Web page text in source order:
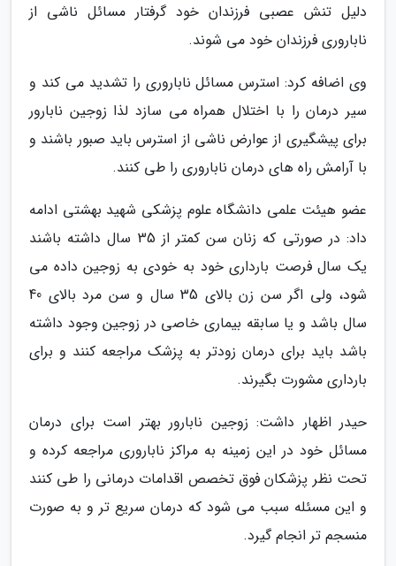
دلیل تنش عصبی فرزندان خود گرفتار مسائل ناشی از
ناباروری فرزندان خود می شوند.
وی اضافه کرد: استرس مسائل ناباروری را تشدید می کند و
سیر درمان را با اختلال همراه می سازد لذا زوجین نابارور
برای پیشگیری از عوارض ناشی از استرس باید صبور باشند و
با آرامش راه های درمان ناباروری را طی کنند.
عضو هیئت علمی دانشگاه علوم پزشکی شهید بهشتی ادامه
داد: در صورتی که زنان سن کمتر از 35 سال داشته باشند
یک سال فرصت بارداری خود به خودی به زوجین داده می
شود، ولی اگر سن زن بالای 35 سال و سن مرد بالای 40
سال باشد و یا سابقه بیماری خاصی در زوجین وجود داشته
باشد باید برای درمان زودتر به پزشک مراجعه کنند و برای
بارداری مشورت بگیرند.
حیدر اظهار داشت: زوجین نابارور بهتر است برای درمان
مسائل خود در این زمینه به مراکز ناباروری مراجعه کرده و
تحت نظر پزشکان فوق تخصص اقدامات درمانی را طی کنند
و این مسئله سبب می شود که درمان سریع تر و به صورت
منسجم تر انجام گیرد.